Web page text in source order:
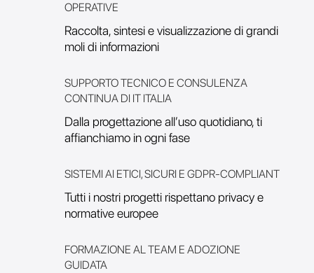
OPERATIVE
Raccolta, sintesi e visualizzazione di grandi
moli di informazioni
SUPPORTO TECNICO E CONSULENZA
CONTINUA DI IT ITALIA
Dalla progettazione all’uso quotidiano, ti
affianchiamo in ogni fase
SISTEMI AI ETICI, SICURI E GDPR-COMPLIANT
Tutti i nostri progetti rispettano privacy e
normative europee
FORMAZIONE AL TEAM E ADOZIONE
GUIDATA